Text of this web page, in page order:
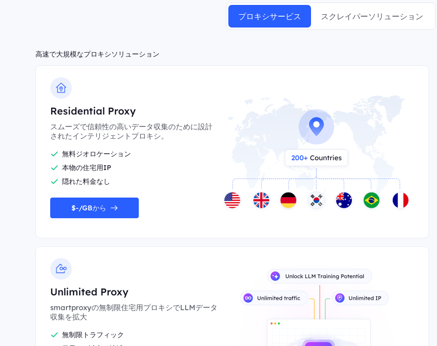
プロキシサービス スクレイパーソリューション
高速で大規模なプロキシソリューション
Residential Proxy
スムーズで信頼性の高いデータ収集のために設計
されたインテリジェントプロキシ。
無料ジオロケーション
本物の住宅用IP
隠れた料金なし
$-/GBから
Unlimited Proxy
smartproxyの無制限住宅用プロキシでLLMデータ
収集を拡大
無制限トラフィック